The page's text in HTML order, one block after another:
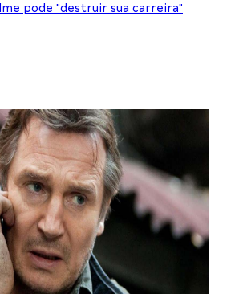
pode "destruir sua carreira"